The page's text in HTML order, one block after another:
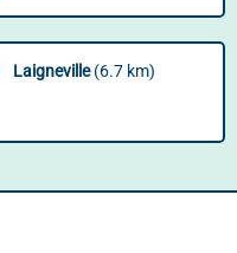
Laigneville(6.7 km)